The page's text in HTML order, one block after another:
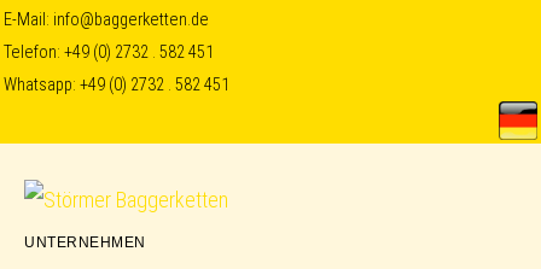
Skip
to
primary
navigation
Skip
to
content
Skip
to
E-Mail: info@baggerketten.de
Telefon:+49 (0) 2732 . 582 451
Whatsapp:+49 (0) 2732 . 582 451
Störmer
UNTERNEHMEN